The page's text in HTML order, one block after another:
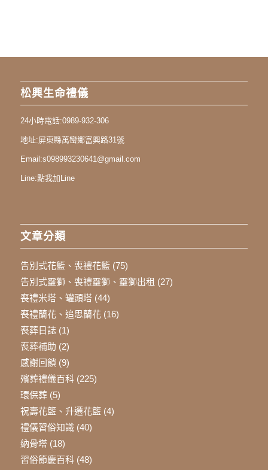
松興生命禮儀
24小時電話:0989-932-306
地址:屏東縣萬巒鄉富興路31號
Email:s098993230641@gmail.com
Line:點我加Line
文章分類
告別式花籃、喪禮花籃(75)
告別式靈獅、喪禮靈獅、靈獅出租 (27)
喪禮米塔、罐頭塔(44)
喪禮蘭花、追思蘭花(16)
喪葬日誌(1)
喪葬補助 (2)
感謝回饋(9)
殯葬禮儀百科(225)
環保葬(5)
祝壽花籃、升遷花籃(4)
禮儀習俗知識(40)
納骨塔(18)
習俗節慶百科(48)